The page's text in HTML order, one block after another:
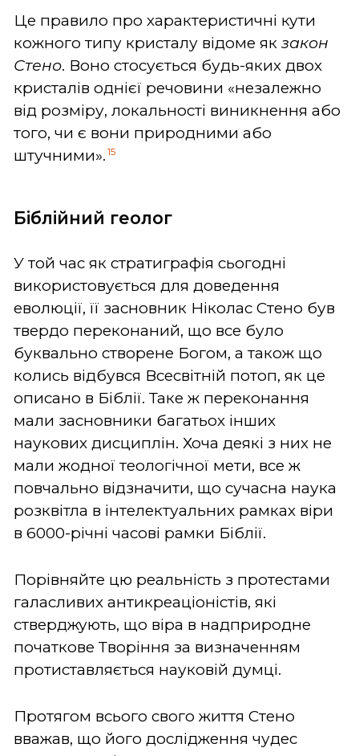
Це правило про характеристичні кути
кожного типу кристалу відоме як закон
Стено. Воно стосується будь-яких двох
кристалів однієї речовини «незалежно
від розміру, локальності виникнення або
того, чи є вони природними або
штучними». 15
Біблійний геолог
У той час як стратиграфія сьогодні
використовується для доведення
еволюції, її засновник Ніколас Стено був
твердо переконаний, що все було
буквально створене Богом, а також що
колись відбувся Всесвітній потоп, як це
описано в Біблії. Таке ж переконання
мали засновники багатьох інших
наукових дисциплін. Хоча деякі з них не
мали жодної теологічної мети, все ж
повчально відзначити, що сучасна наука
розквітла в інтелектуальних рамках віри
в 6000-річні часові рамки Біблії.
Порівняйте цю реальність з протестами
галасливих антикреаціоністів, які
стверджують, що віра в надприродне
початкове Творіння за визначенням
протиставляється науковій думці.
Протягом всього свого життя Стено
вважав, що його дослідження чудес